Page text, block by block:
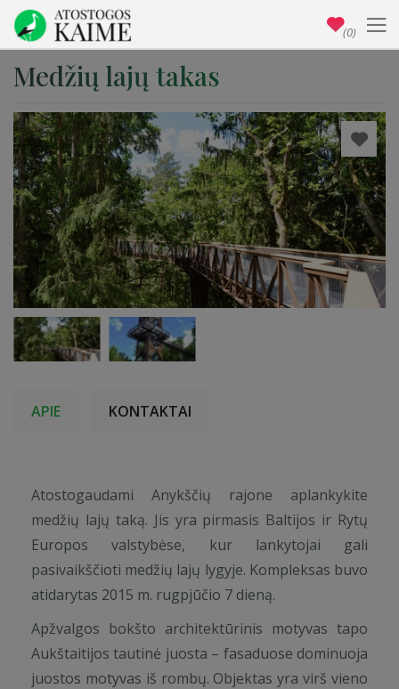
Medžių lajų takas
APIE KONTAKTAI
Atostogaudami Anykščių rajone aplankykite
medžių lajų taką. Jis yra pirmasis Baltijos ir Rytų
Europos valstybėse, kur lankytojai gali
pasivaikščioti medžių lajų lygyje. Kompleksas buvo
atidarytas 2015 m. rugpjūčio 7 dieną.
Apžvalgos bokšto architektūrinis motyvas tapo
Aukštaitijos tautinė juosta – fasaduose dominuoja
juostos motyvas iš rombų. Objektas yra virš vieno
(0)